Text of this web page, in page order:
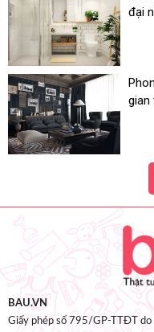
đại
gian
BAU.VN
Giấy phép số 795/GP-TTĐT do